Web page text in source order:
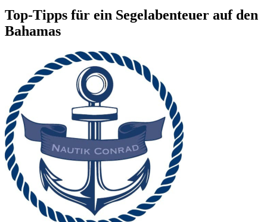
Top-Tipps für ein Segelabenteuer auf den
Bahamas